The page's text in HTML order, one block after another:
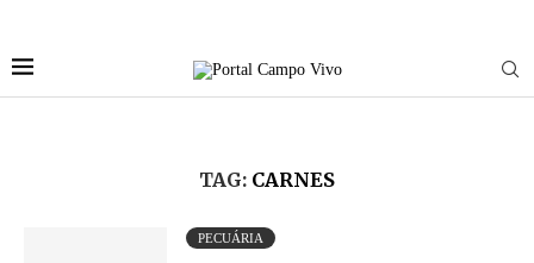
TAG: CARNES
PECUÁRIA